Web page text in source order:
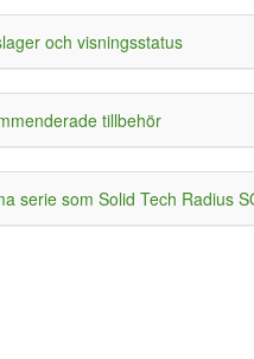
och visningsstatus
tillbehör
serie som Solid Tech Radius